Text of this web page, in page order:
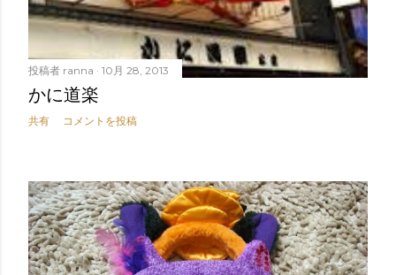
投稿者 ranna 10月 28, 2013
かに道楽
共有 コメントを投稿